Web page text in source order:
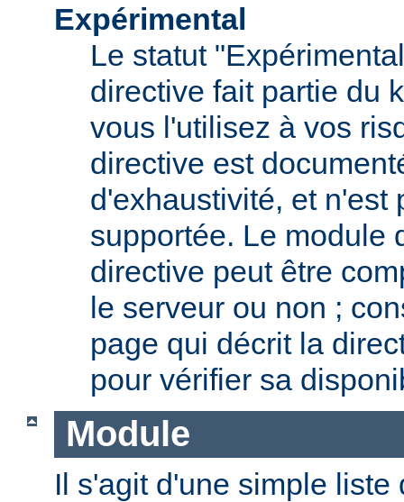
Expérimental
Le statut
directive fait partie du
vous l'utilisez à vos
directive est
d'exhaustivité, et n'est
supportée. Le module
directive peut être
le serveur ou non ;
page qui décrit la
pour vérifier sa
Module
Il s'agit d'une simple liste